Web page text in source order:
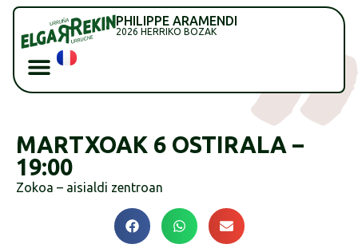
PHILIPPE ARAMENDI
2026 HERRIKO BOZAK
MARTXOAK 6 OSTIRALA –
19:00
Zokoa – aisialdi zentroan